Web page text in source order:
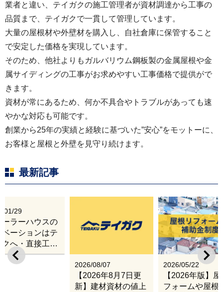
業者と違い、テイガクの施工管理者が資材調達から工事の
品質まで、テイガクで一貫して管理しています。
大量の屋根材や外壁材を購入し、自社倉庫に保管すること
で安定した価格を実現しています。
そのため、他社よりもガルバリウム鋼板製の金属屋根や金
属サイディングの工事がお求めやすい工事価格で提供がで
きます。
資材が常にあるため、何か不具合やトラブルがあっても速
やかな対応も可能です。
創業から25年の実績と経験に基づいた”安心”をモットーに、
お客様と屋根と外壁を見守り続けます。
最新記事
2026/08/07
【2026年8月7日更
新】建材資材の値上
2026/05/22
【2026年版】
フォームや屋根
01/29
ーラーハウスの
ベーションはテ
クへ・直接工事
張改修サービス